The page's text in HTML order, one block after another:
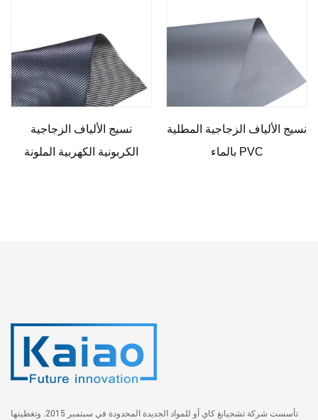
نسيج الألياف الزجاجية
الكربونية الكهربية الملونة
نسيج الألياف الزجاجية المطلية
بالماء PVC
تأسست شركة تشجيانغ كاي آو للمواد الجديدة المحدودة في سبتمبر 2015. وتغطيتها